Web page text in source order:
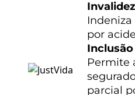
por
Permite
parcial